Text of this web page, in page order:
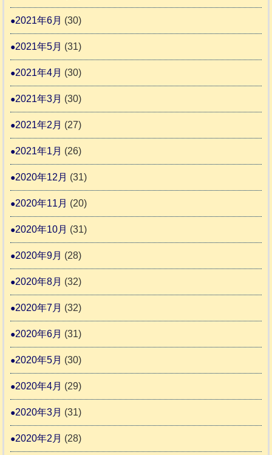
2021年6月 (30)
2021年5月 (31)
2021年4月 (30)
2021年3月 (30)
2021年2月 (27)
2021年1月 (26)
2020年12月 (31)
2020年11月 (20)
2020年10月 (31)
2020年9月 (28)
2020年8月 (32)
2020年7月 (32)
2020年6月 (31)
2020年5月 (30)
2020年4月 (29)
2020年3月 (31)
2020年2月 (28)